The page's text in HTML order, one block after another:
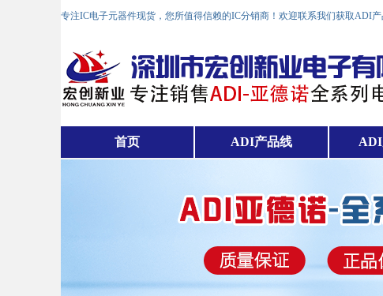
专注IC电子元器件现货，您所值得信赖的IC分销商！欢迎联系我们获取ADI
首页 ADI产品线 ADI